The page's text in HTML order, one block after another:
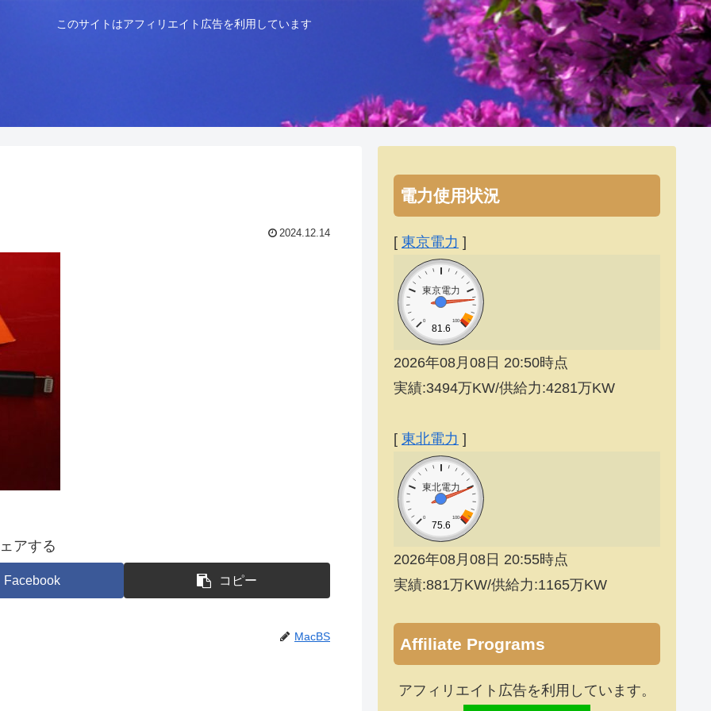
このサイトはアフィリエイト広告を利用しています
2024.12.14
アする
Facebook コピー
MacBS
電力使用状況
[ 東京電力 ]
東京電力
0 100
81.6
2026年08月08日 20:50時点
実績:3494万KW/供給力:4281万KW
[ 東北電力 ]
東北電力
0 100
75.6
2026年08月08日 20:55時点
実績:881万KW/供給力:1165万KW
Affiliate Programs
アフィリエイト広告を利用しています。